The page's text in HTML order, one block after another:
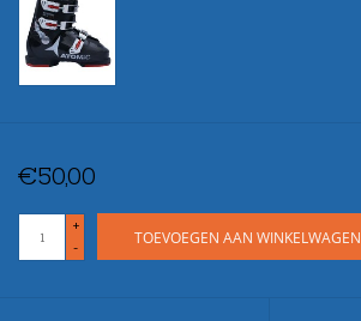
€50,00
+
-
TOEVOEGEN AAN WINKELWAGEN